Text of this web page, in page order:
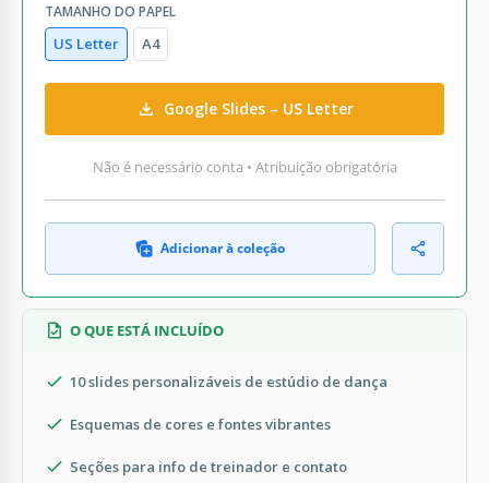
TAMANHO DO PAPEL
US Letter A4
Google Slides – US Letter
Não é necessário conta • Atribuição obrigatória
Adicionar à coleção
O QUE ESTÁ INCLUÍDO
10 slides personalizáveis de estúdio de dança
Esquemas de cores e fontes vibrantes
Seções para info de treinador e contato